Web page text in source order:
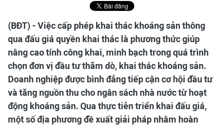
(BĐT) - Việc cấp phép khai thác khoáng sản thông
qua đấu giá quyền khai thác là phương thức giúp
nâng cao tính công khai, minh bạch trong quá trình
chọn đơn vị đầu tư thăm dò, khai thác khoáng sản.
Doanh nghiệp được bình đẳng tiếp cận cơ hội đầu tư
và tăng nguồn thu cho ngân sách nhà nước từ hoạt
động khoáng sản. Qua thực tiễn triển khai đấu giá,
một số địa phương đề xuất giải pháp nhằm hoàn